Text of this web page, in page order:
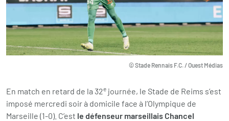
© Stade Rennais F.C. / Ouest Médias
En match en retard de la 32e journée, le Stade de Reims s’est
imposé mercredi soir à domicile face à l’Olympique de
Marseille (1-0). C’est le défenseur marseillais Chancel